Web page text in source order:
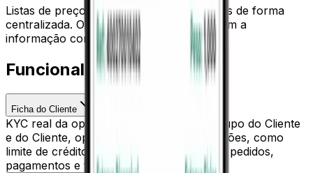
Listas de preços e promoções gerenciadas de forma
centralizada. O representante trabalha com a
informação correta, sempre atualizada.
Funcionalidades
Ficha do Cliente
KYC real da operação. Indicadores do Grupo do Cliente
e do Cliente, operando múltiplas informações, como
limite de crédito, saldo devedor, compras, pedidos,
pagamentos e todo o registrado.